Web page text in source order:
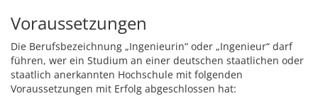
Voraussetzungen
Die Berufsbezeichnung „Ingenieurin“ oder „Ingenieur“ darf
führen, wer ein Studium an einer deutschen staatlichen oder
staatlich anerkannten Hochschule mit folgenden
Voraussetzungen mit Erfolg abgeschlossen hat: